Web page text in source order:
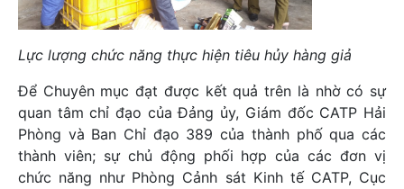
Lực lượng chức năng thực hiện tiêu hủy hàng giả
Để Chuyên mục đạt được kết quả trên là nhờ có sự
quan tâm chỉ đạo của Đảng ủy, Giám đốc CATP Hải
Phòng và Ban Chỉ đạo 389 của thành phố qua các
thành viên; sự chủ động phối hợp của các đơn vị
chức năng như Phòng Cảnh sát Kinh tế CATP, Cục